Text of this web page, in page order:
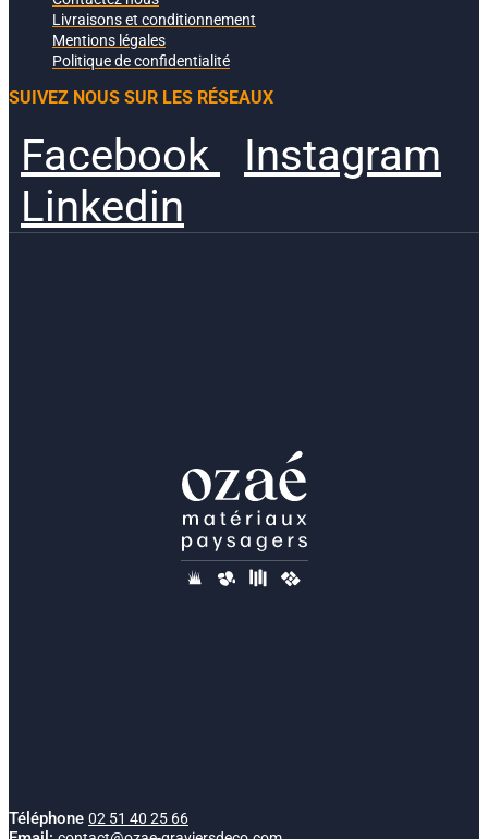
Livraisons et conditionnement
Mentions légales
Politique de confidentialité
SUIVEZ NOUS SUR LES RÉSEAUX
Facebook
Instagram
Linkedin
Téléphone 02 51 40 25 66